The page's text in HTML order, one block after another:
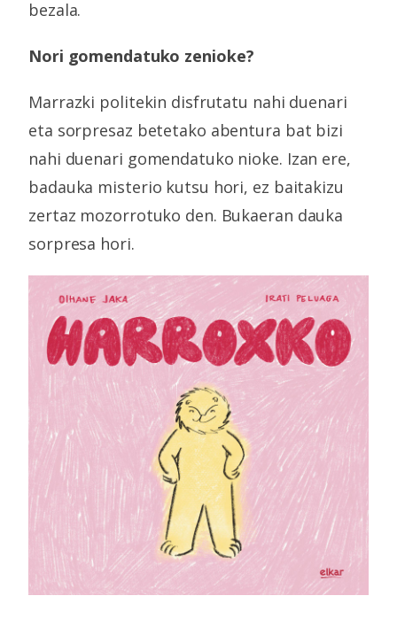
bezala.
Nori gomendatuko zenioke?
Marrazki politekin disfrutatu nahi duenari
eta sorpresaz betetako abentura bat bizi
nahi duenari gomendatuko nioke. Izan ere,
badauka misterio kutsu hori, ez baitakizu
zertaz mozorrotuko den. Bukaeran dauka
sorpresa hori.